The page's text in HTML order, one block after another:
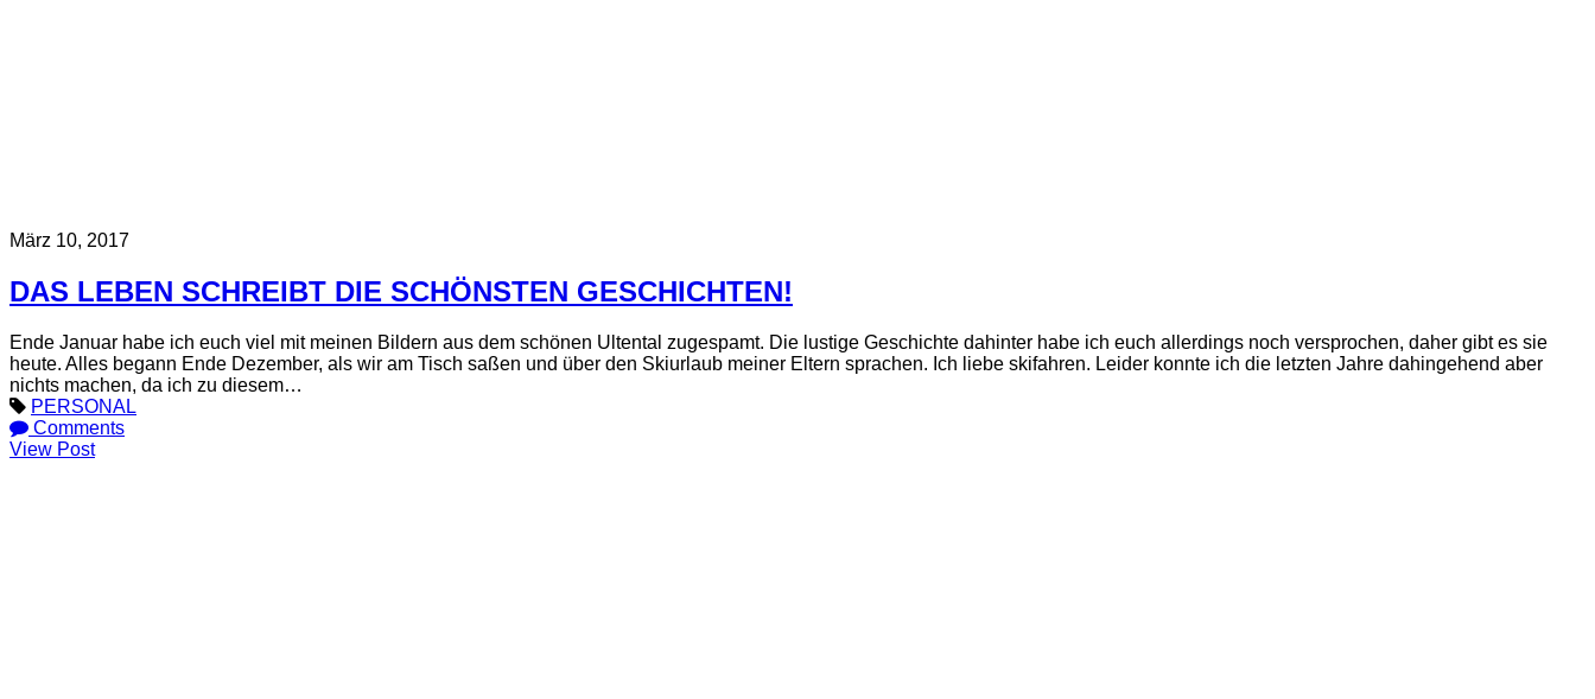
März 10, 2017
DAS LEBEN SCHREIBT DIE SCHÖNSTEN GESCHICHTEN!
Ende Januar habe ich euch viel mit meinen Bildern aus dem schönen Ultental zugespamt. Die lustige Geschichte dahinter habe ich euch allerdings noch versprochen, daher gibt es sie
heute. Alles begann Ende Dezember, als wir am Tisch saßen und über den Skiurlaub meiner Eltern sprachen. Ich liebe skifahren. Leider konnte ich die letzten Jahre dahingehend aber
nichts machen, da ich zu diesem…
PERSONAL
Comments
View Post